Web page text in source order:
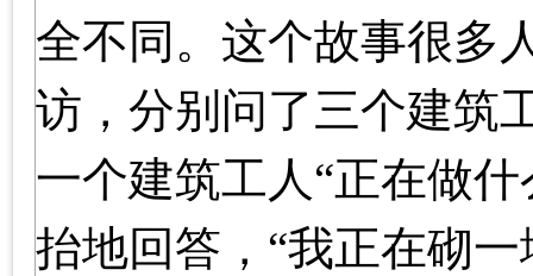
全不同。这个故事很多
访，分别问了三个建筑
一个建筑工人“正在做
抬地回答，“我正在砌